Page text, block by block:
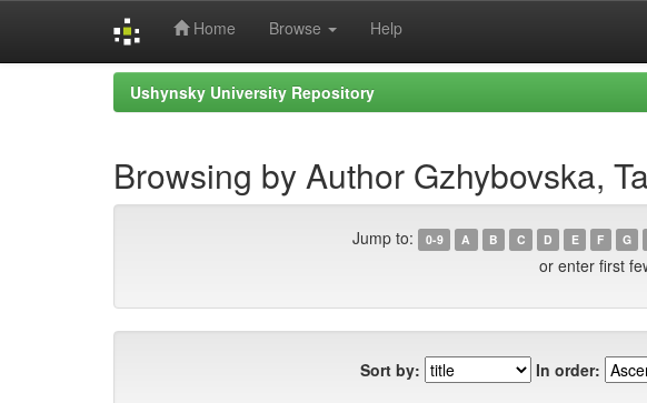
Home Browse Help
Ushynsky University Repository
Browsing by Author Gzhybovska,
Jump to: 0-9 A B C D E F G
or enter first
Sort by: In order: